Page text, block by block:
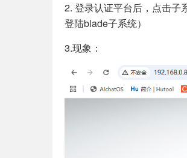
2. 登录认证平台后，点击子
登陆blade子系统）
3.现象：